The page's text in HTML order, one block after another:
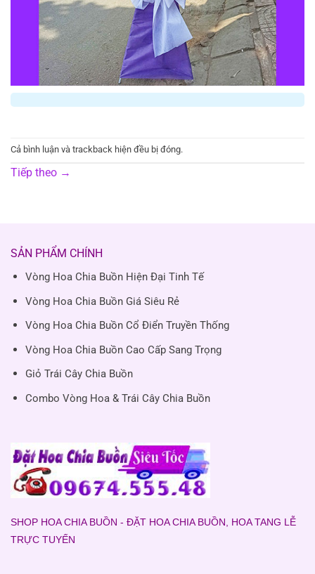
Cả bình luận và trackback hiện đều bị đóng.
Tiếp theo →
SẢN PHẨM CHÍNH
Vòng Hoa Chia Buồn Hiện Đại Tinh Tế
Vòng Hoa Chia Buồn Giá Siêu Rẻ
Vòng Hoa Chia Buồn Cổ Điển Truyền Thống
Vòng Hoa Chia Buồn Cao Cấp Sang Trọng
Giỏ Trái Cây Chia Buồn
Combo Vòng Hoa & Trái Cây Chia Buồn
SHOP HOA CHIA BUỒN - ĐẶT HOA CHIA BUỒN, HOA TANG LỄ
TRỰC TUYẾN